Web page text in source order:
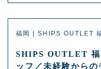
福岡 | SHIPS OUTLET
SHIPS OUTLET 福
ッフ／未経験から